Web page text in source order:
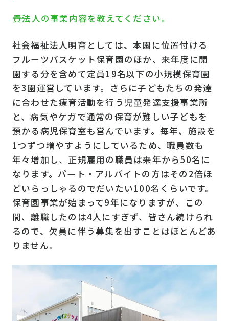
――貴法人の事業内容を教えてください。
社会福祉法人明育としては、本園に位置付ける
フルーツバスケット保育園のほか、来年度に開
園する分を含めて定員19名以下の小規模保育園
を3園運営しています。さらに子どもたちの発達
に合わせた療育活動を行う児童発達支援事業所
と、病気やケガで通常の保育が難しい子どもを
預かる病児保育室も営んでいます。毎年、施設を
1つずつ増やすようにしているため、職員数も
年々増加し、正規雇用の職員は来年から50名に
なります。パート・アルバイトの方はその2倍ほ
どいらっしゃるのでだいたい100名くらいです。
保育園事業が始まって9年になりますが、この
間、離職したのは4人にすぎず、皆さん続けられ
るので、欠員に伴う募集を出すことはほとんどあ
りません。